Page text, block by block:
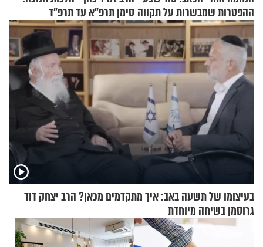
ההפטרות שמבשרות על תקווה
וגאולה
סימן תרפ"א עד תרפ"ד
בעיצומו של תשעה באב: איך מתקדמים מכאן? הרב יצחק דוד
גרוסמן בשיחה מיוחדת